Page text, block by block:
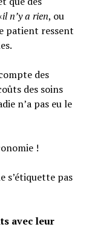
il n’y a rien, ou
patient ressent
des
des soins
n’a pas eu le
!
s’étiquette pas
avec leur